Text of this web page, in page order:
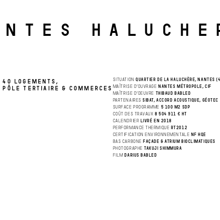
40 LOGEMENTS,
PÔLE TERTIAIRE & COMMERCES
SITUATION
QUARTIER DE LA HALUCHÈRE, NANTES
MAÎTRISE D’OUVRAGE NANTES MÉTROPOLE, CIF
MAÎTRISE D’OEUVRE
THIBAUD BABLED
PARTENAIRESSIBAT, ACCORD ACOUSTIQUE, GÉOTEC
SURFACE PROGRAMME 5 100 M2 SDP
COÛT DES TRAVAUX8 504 911 € HT
CALENDRIER
LIVRÉ EN 2018
PERFORMANCE THERMIQUE RT2012
CERTIFICATION ENVIRONNEMENTALE NF HQE
BAS CARBONE FAÇADE & ATRIUM BIOCLIMATIQUES
PHOTOGRAPHE
TAKUJI SHIMMURA
FILM
DARIUS BABLED